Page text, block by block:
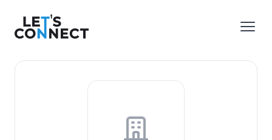
Let's Connect
le menu